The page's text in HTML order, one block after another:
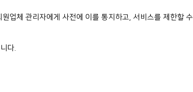
업체 관리자에게 사전에 이를 통지하고, 서비스를 제한할 수
다.